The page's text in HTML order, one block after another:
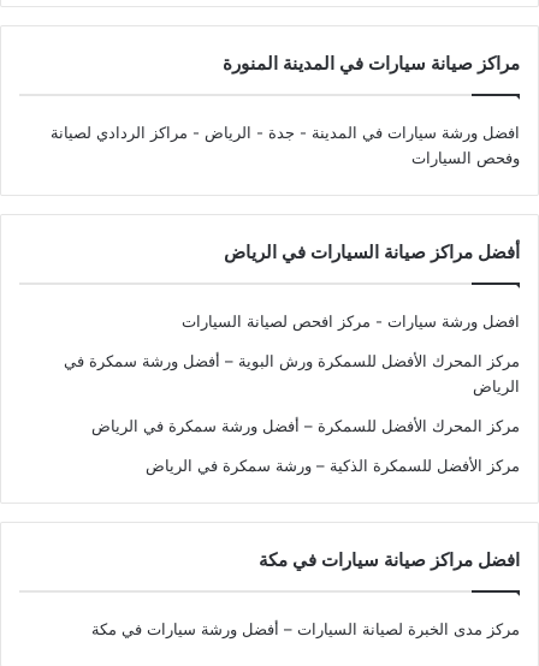
مراكز صيانة سيارات في المدينة المنورة
افضل ورشة سيارات في المدينة - جدة - الرياض - مراكز الردادي لصيانة
وفحص السيارات
أفضل مراكز صيانة السيارات في الرياض
افضل ورشة سيارات - مركز افحص لصيانة السيارات
مركز المحرك الأفضل للسمكرة ورش البوية – أفضل ورشة سمكرة في
الرياض
مركز المحرك الأفضل للسمكرة – أفضل ورشة سمكرة في الرياض
مركز الأفضل للسمكرة الذكية – ورشة سمكرة في الرياض
افضل مراكز صيانة سيارات في مكة
مركز مدى الخبرة لصيانة السيارات – أفضل ورشة سيارات في مكة